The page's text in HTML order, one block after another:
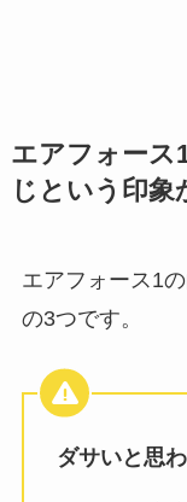
エアフォース
じという印象
エアフォース1
の3つです。
ダサいと思